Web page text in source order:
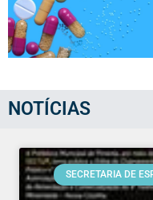
NOTÍCIAS
SECRETARIA DE